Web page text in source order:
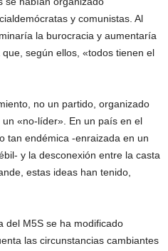
y comunistas. Al
la burocracia y aumentaría
según ellos, «todos tienen el
no un partido, organizado
«no-líder». En un país en el
tan endémica -enraizada en un
y la desconexión entre la casta
estas ideas han tenido,
del M5S se ha modificado
las circunstancias cambiantes